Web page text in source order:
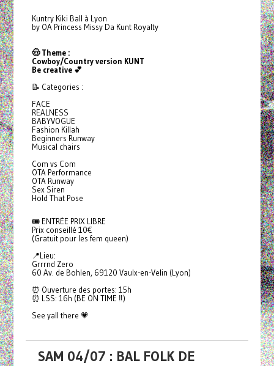
Kuntry Kiki Ball à Lyon
by OA Princess Missy Da Kunt Royalty
🤠 Theme :
Cowboy/Country version KUNT
Be creative 💕
📝 Categories :
FACE
REALNESS
BABYVOGUE
Fashion Killah
Beginners Runway
Musical chairs
Com vs Com
OTA Performance
OTA Runway
Sex Siren
Hold That Pose
🎟️ ENTRÉE PRIX LIBRE
Prix conseillé 10€
(Gratuit pour les fem queen)
📍Lieu:
Grrrnd Zero
60 Av. de Bohlen, 69120 Vaulx-en-Velin (Lyon)
⏰ Ouverture des portes: 15h
⏰ LSS: 16h (BE ON TIME ‼️)
See yall there 💗
SAM 04/07 : BAL FOLK DE